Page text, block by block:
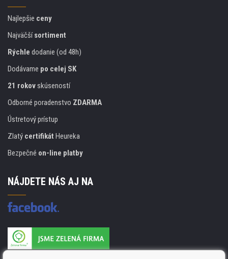
Najlepšie ceny
Najväčšísortiment
Rýchle dodanie (od 48h)
Dodávame po celej SK
21 rokovskúseností
Odborné poradenstvo ZDARMA
Ústretový prístup
Zlatý certifikát Heureka
Bezpečné on-line platby
NÁJDETE NÁS AJ NA